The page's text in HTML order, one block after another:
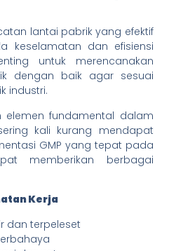
lantai pabrik yang efektif
keselamatan dan efisiensi
untuk merencanakan
dengan baik agar sesuai
industri.
elemen fundamental dalam
kali kurang mendapat
GMP yang tepat pada
memberikan berbagai
Kerja
dan terpeleset